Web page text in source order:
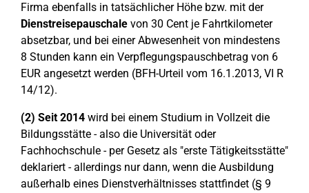
Firma ebenfalls in tatsächlicher Höhe bzw. mit der
Dienstreisepauschale von 30 Cent je Fahrtkilometer
absetzbar, und bei einer Abwesenheit von mindestens
8 Stunden kann ein Verpflegungspauschbetrag von 6
EUR angesetzt werden (BFH-Urteil vom 16.1.2013, VI R
14/12).
(2) Seit2014 wird bei einem Studium in Vollzeit die
Bildungsstätte - also die Universität oder
Fachhochschule - per Gesetz als "erste Tätigkeitsstätte"
deklariert - allerdings nur dann, wenn die Ausbildung
außerhalb eines Dienstverhältnisses stattfindet (§ 9